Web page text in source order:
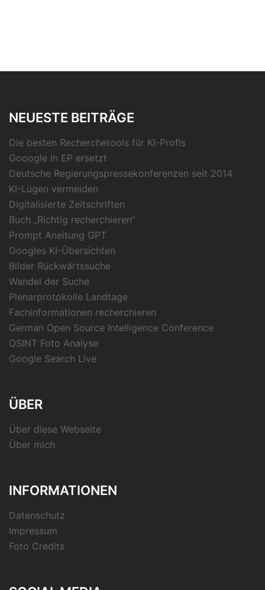
NEUESTE BEITRÄGE
Die besten Recherchetools für KI-Profis
Gooogle in EP ersetzt
Deutsche Regierungspressekonferenzen seit 2014
KI-Lügen vermeiden
Digitalisierte Zeitschriften
Buch „Richtig recherchieren“
Prompt Aneitung GPT
Googles KI-Übersichten
Bilder Rückwärtssuche
Wandel der Suche
Plenarprotokolle Landtage
Fachinformationen recherchieren
German Open Source Intelligence Conference
OSINT Foto Analyse
Google Search Live
ÜBER
Über diese Webseite
Über mich
INFORMATIONEN
Datenschutz
Impressum
Foto Credits